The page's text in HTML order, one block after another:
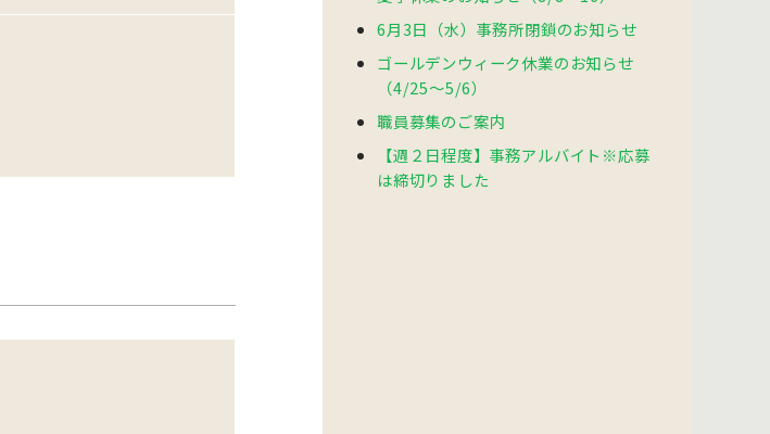
6月3日（水）事務所閉鎖のお知らせ
ゴールデンウィーク休業のお知らせ
（4/25～5/6）
職員募集のご案内
【週２日程度】事務アルバイト※応募
は締切りました